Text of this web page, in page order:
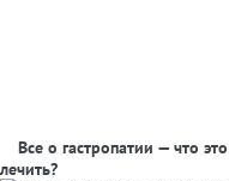
Все о гастропатии — что
лечить?